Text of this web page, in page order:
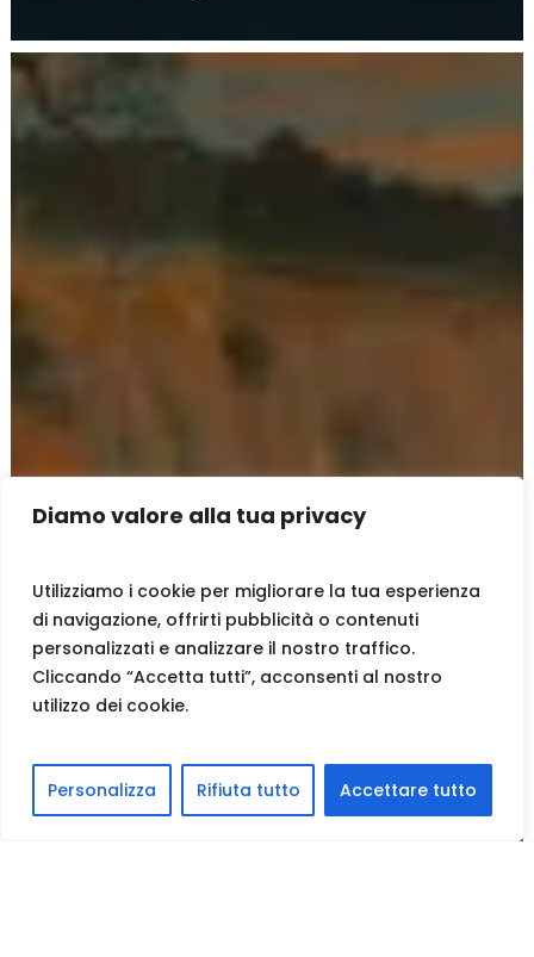
Diamo valore alla tua privacy
Utilizziamo i cookie per migliorare la tua esperienza
di navigazione, offrirti pubblicità o contenuti
personalizzati e analizzare il nostro traffico.
Cliccando “Accetta tutti”, acconsenti al nostro
utilizzo dei cookie.
Personalizza Rifiuta tutto Accettare tutto